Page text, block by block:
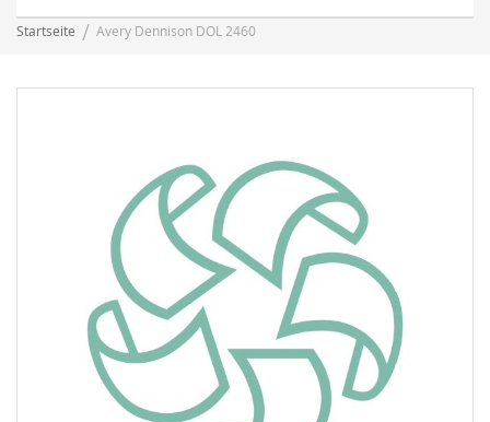
Startseite Avery Dennison DOL 2460